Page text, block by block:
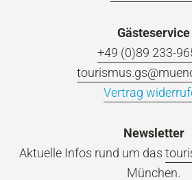
Gästeservice
+49 (0)89 233-
Vertrag
Newsletter
Aktuelle Infos rund um das
München.